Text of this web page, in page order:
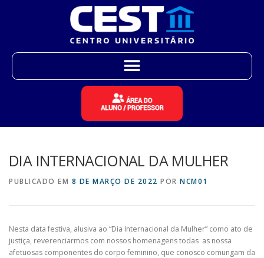
DIA INTERNACIONAL DA MULHER
PUBLICADO EM 8 DE MARÇO DE 2022 POR NCM01
Nesta data festiva, alusiva ao “Dia Internacional da Mulher” como ato de
justiça, reverenciarmos com nossos homenagens todas as nossa
afetuosas componentes do corpo feminino, que conosco comungam da